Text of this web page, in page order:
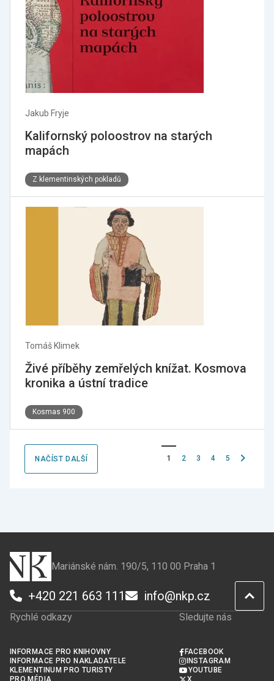
Jakub Fryje
Kalifornský poloostrov na starých
mapách
Z klementinských pokladů
Tomáš Klimek
Živé příběhy zemřelých knížat. Kosmova
kronika a ústní tradice
Kosmas 900
NAČÍST DALŠÍ 1 2 3 4 5
Mariánské nám. 190/5, 110 00 Praha 1
+420 221 663 111 info@nkp.cz
Rychlé odkazy
INFORMACE PRO KNIHOVNY
INFORMACE PRO NAKLADATELE
KLEMENTINUM PRO TURISTY
PRO MÉDIA
Sledujte nás
FACEBOOK
INSTAGRAM
YOUTUBE
X